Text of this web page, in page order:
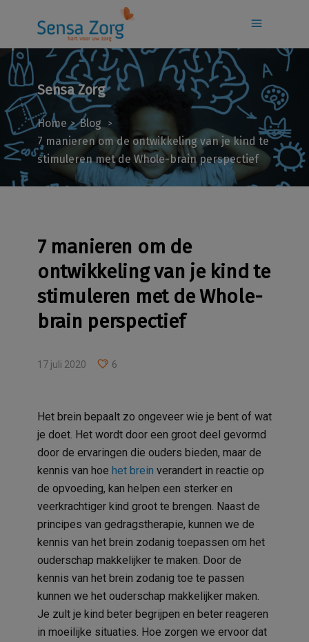
Sensa Zorg
Home >Blog >
7 manieren om de ontwikkeling van je kind te
stimuleren met de Whole-brain perspectief
7 manieren om de
ontwikkeling van je kind te
stimuleren met de Whole-
brain perspectief
17 juli 2020 6
Het brein bepaalt zo ongeveer wie je bent of wat
je doet. Het wordt door een groot deel gevormd
door de ervaringen die ouders bieden, maar de
kennis van hoe het brein verandert in reactie op
de opvoeding, kan helpen een sterker en
veerkrachtiger kind groot te brengen. Naast de
principes van gedragstherapie, kunnen we de
kennis van het brein zodanig toepassen om het
ouderschap makkelijker te maken. Door de
kennis van het brein zodanig toe te passen
kunnen we het ouderschap makkelijker maken.
Je zult je kind beter begrijpen en beter reageren
in moeilijke situaties. Hoe zorgen we ervoor dat